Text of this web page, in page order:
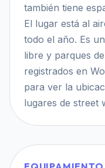
también tiene
El lugar está al
todo el año. Es
libre y parques
registrados en
para ver la
lugares de street